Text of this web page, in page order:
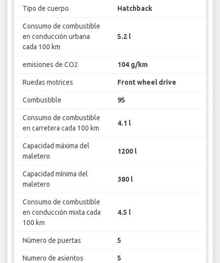
Tipo de cuerpo Hatchback
Consumo de combustible
en conducción urbana
cada 100 km
5.2 l
emisiones de CO2 104 g/km
Ruedas motrices Front wheel drive
Combustible 95
Consumo de combustible
en carretera cada 100 km
4.1 l
Capacidad máxima del
maletero
1200 l
Capacidad mínima del
maletero
380 l
Consumo de combustible
en conducción mixta cada
100 km
4.5 l
Número de puertas 5
Numero de asientos 5